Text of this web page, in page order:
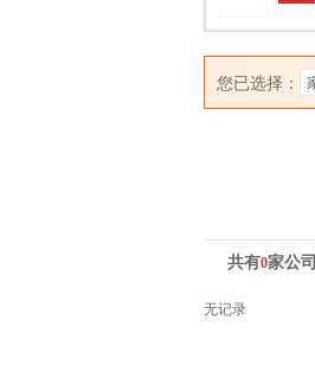
您已选择：
共有0家公
无记录